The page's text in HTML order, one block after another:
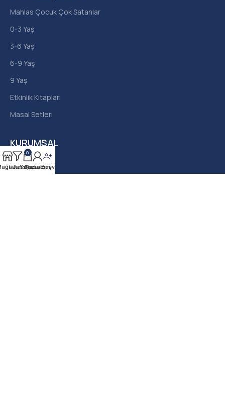
KURUMSAL
Hakkımızda
Mahlas Çocuk Çok Satanlar
0-3 Yaş
3-6 Yaş
6-9 Yaş
9 Yaş
Etkinlik Kitapları
Masal Setleri
Filters
0
Sepet
Hesabım
Yazar Başvurusu